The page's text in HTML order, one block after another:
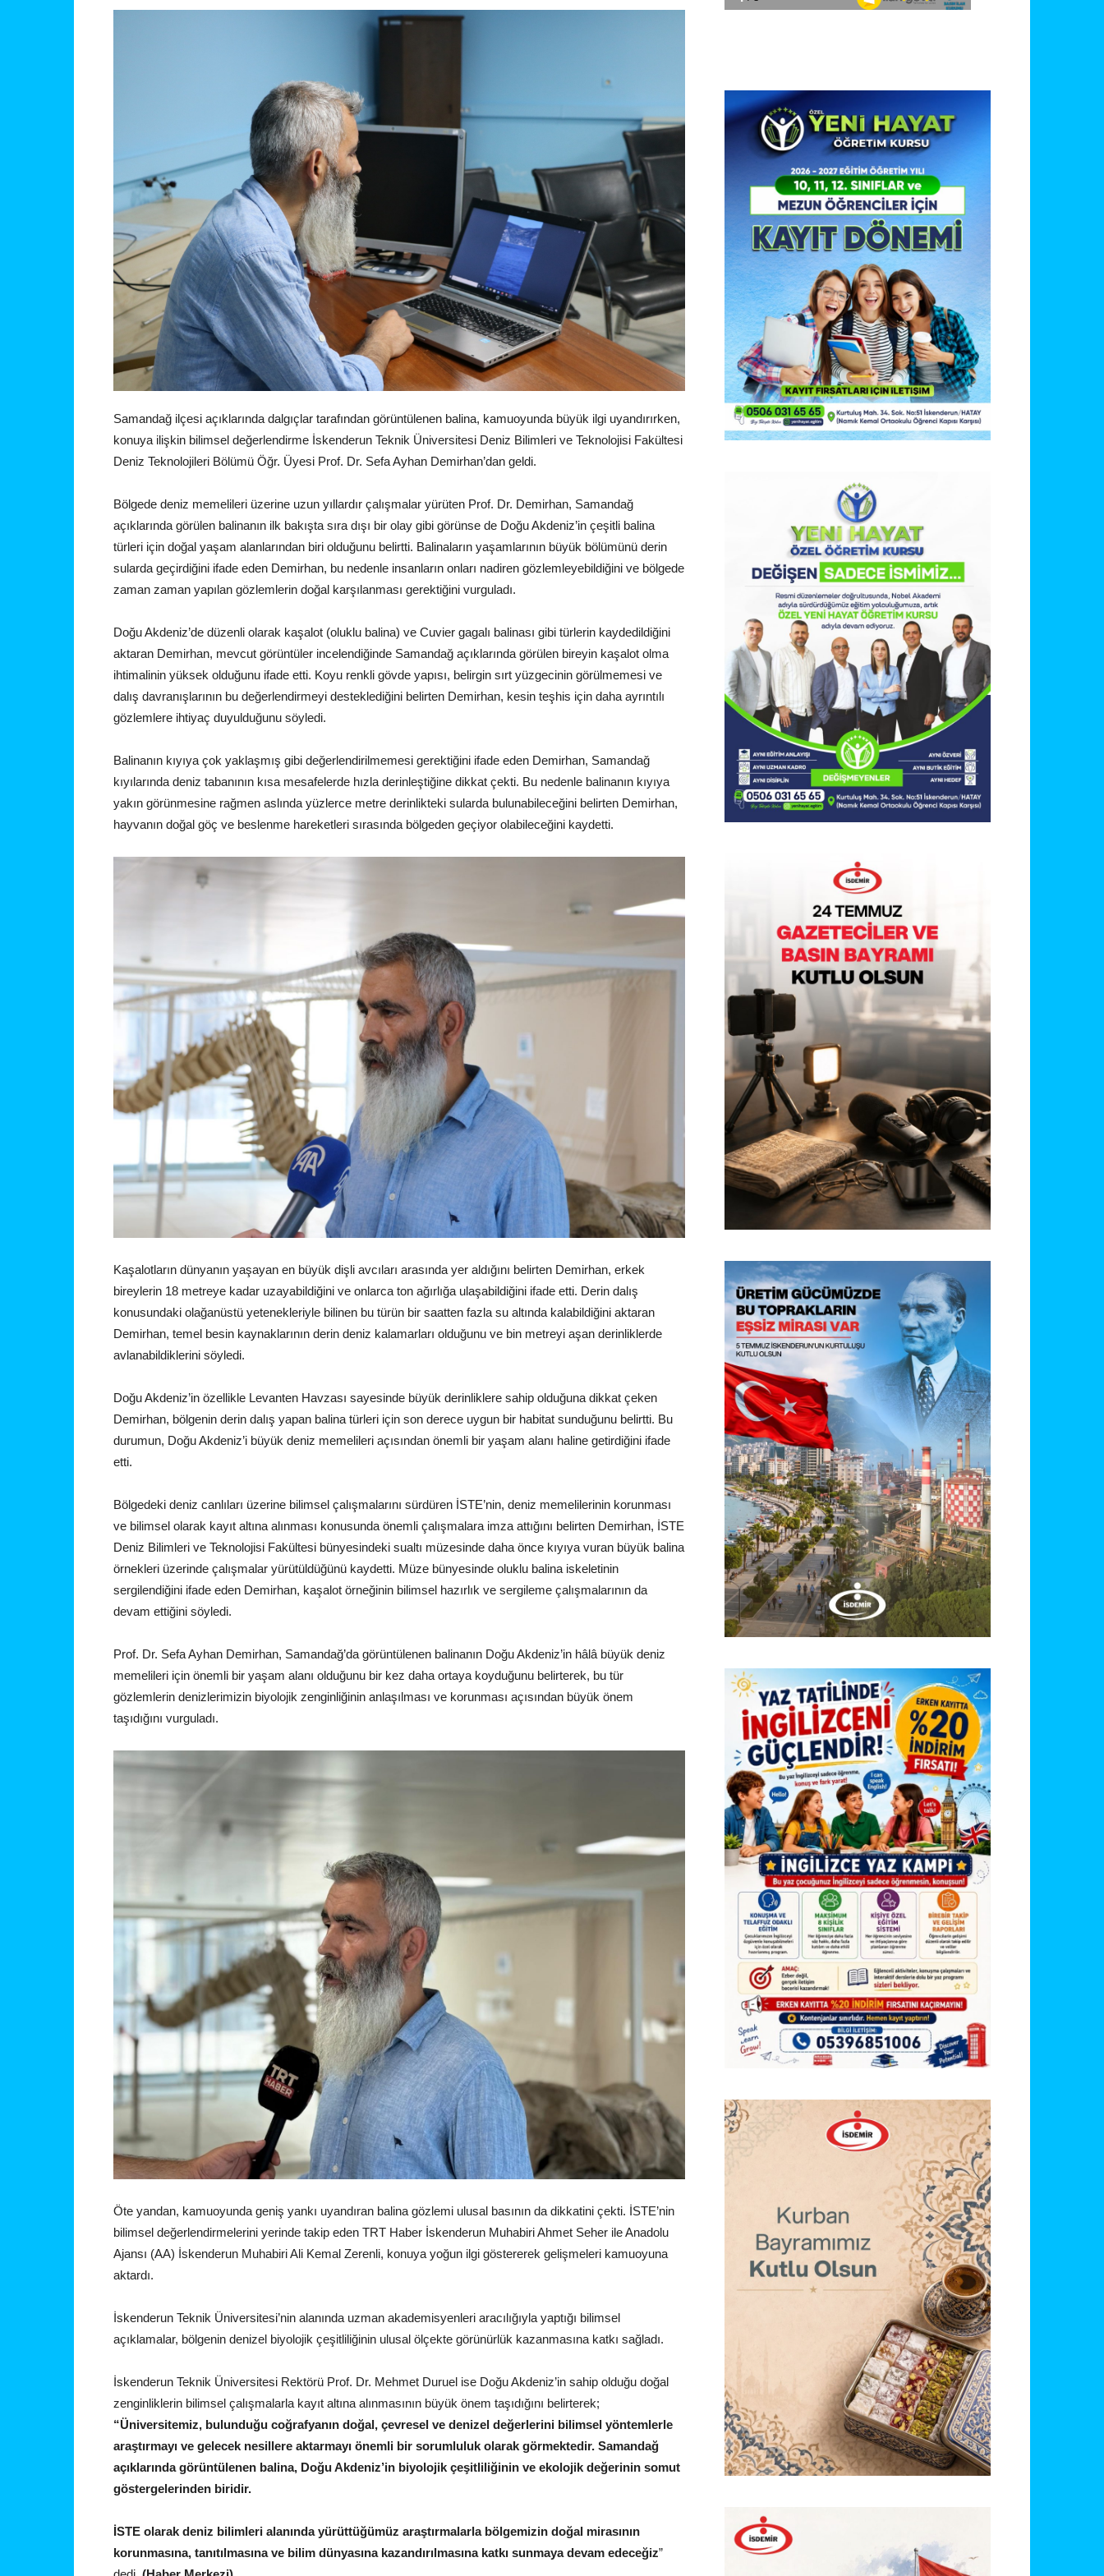
Samandağ ilçesi açıklarında dalgıçlar tarafından görüntülenen balina, kamuoyunda büyük ilgi uyandırırken,
konuya ilişkin bilimsel değerlendirme İskenderun Teknik Üniversitesi Deniz Bilimleri ve Teknolojisi Fakültesi
Deniz Teknolojileri Bölümü Öğr. Üyesi Prof. Dr. Sefa Ayhan Demirhan’dan geldi.
Bölgede deniz memelileri üzerine uzun yıllardır çalışmalar yürüten Prof. Dr. Demirhan, Samandağ
açıklarında görülen balinanın ilk bakışta sıra dışı bir olay gibi görünse de Doğu Akdeniz’in çeşitli balina
türleri için doğal yaşam alanlarından biri olduğunu belirtti. Balinaların yaşamlarının büyük bölümünü derin
sularda geçirdiğini ifade eden Demirhan, bu nedenle insanların onları nadiren gözlemleyebildiğini ve bölgede
zaman zaman yapılan gözlemlerin doğal karşılanması gerektiğini vurguladı.
Doğu Akdeniz’de düzenli olarak kaşalot (oluklu balina) ve Cuvier gagalı balinası gibi türlerin kaydedildiğini
aktaran Demirhan, mevcut görüntüler incelendiğinde Samandağ açıklarında görülen bireyin kaşalot olma
ihtimalinin yüksek olduğunu ifade etti. Koyu renkli gövde yapısı, belirgin sırt yüzgecinin görülmemesi ve
dalış davranışlarının bu değerlendirmeyi desteklediğini belirten Demirhan, kesin teşhis için daha ayrıntılı
gözlemlere ihtiyaç duyulduğunu söyledi.
Balinanın kıyıya çok yaklaşmış gibi değerlendirilmemesi gerektiğini ifade eden Demirhan, Samandağ
kıyılarında deniz tabanının kısa mesafelerde hızla derinleştiğine dikkat çekti. Bu nedenle balinanın kıyıya
yakın görünmesine rağmen aslında yüzlerce metre derinlikteki sularda bulunabileceğini belirten Demirhan,
hayvanın doğal göç ve beslenme hareketleri sırasında bölgeden geçiyor olabileceğini kaydetti.
Kaşalotların dünyanın yaşayan en büyük dişli avcıları arasında yer aldığını belirten Demirhan, erkek
bireylerin 18 metreye kadar uzayabildiğini ve onlarca ton ağırlığa ulaşabildiğini ifade etti. Derin dalış
konusundaki olağanüstü yetenekleriyle bilinen bu türün bir saatten fazla su altında kalabildiğini aktaran
Demirhan, temel besin kaynaklarının derin deniz kalamarları olduğunu ve bin metreyi aşan derinliklerde
avlanabildiklerini söyledi.
Doğu Akdeniz’in özellikle Levanten Havzası sayesinde büyük derinliklere sahip olduğuna dikkat çeken
Demirhan, bölgenin derin dalış yapan balina türleri için son derece uygun bir habitat sunduğunu belirtti. Bu
durumun, Doğu Akdeniz’i büyük deniz memelileri açısından önemli bir yaşam alanı haline getirdiğini ifade
etti.
Bölgedeki deniz canlıları üzerine bilimsel çalışmalarını sürdüren İSTE’nin, deniz memelilerinin korunması
ve bilimsel olarak kayıt altına alınması konusunda önemli çalışmalara imza attığını belirten Demirhan, İSTE
Deniz Bilimleri ve Teknolojisi Fakültesi bünyesindeki sualtı müzesinde daha önce kıyıya vuran büyük balina
örnekleri üzerinde çalışmalar yürütüldüğünü kaydetti. Müze bünyesinde oluklu balina iskeletinin
sergilendiğini ifade eden Demirhan, kaşalot örneğinin bilimsel hazırlık ve sergileme çalışmalarının da
devam ettiğini söyledi.
Prof. Dr. Sefa Ayhan Demirhan, Samandağ’da görüntülenen balinanın Doğu Akdeniz’in hâlâ büyük deniz
memelileri için önemli bir yaşam alanı olduğunu bir kez daha ortaya koyduğunu belirterek, bu tür
gözlemlerin denizlerimizin biyolojik zenginliğinin anlaşılması ve korunması açısından büyük önem
taşıdığını vurguladı.
Öte yandan, kamuoyunda geniş yankı uyandıran balina gözlemi ulusal basının da dikkatini çekti. İSTE’nin
bilimsel değerlendirmelerini yerinde takip eden TRT Haber İskenderun Muhabiri Ahmet Seher ile Anadolu
Ajansı (AA) İskenderun Muhabiri Ali Kemal Zerenli, konuya yoğun ilgi göstererek gelişmeleri kamuoyuna
aktardı.
İskenderun Teknik Üniversitesi’nin alanında uzman akademisyenleri aracılığıyla yaptığı bilimsel
açıklamalar, bölgenin denizel biyolojik çeşitliliğinin ulusal ölçekte görünürlük kazanmasına katkı sağladı.
İskenderun Teknik Üniversitesi Rektörü Prof. Dr. Mehmet Duruel ise Doğu Akdeniz’in sahip olduğu doğal
zenginliklerin bilimsel çalışmalarla kayıt altına alınmasının büyük önem taşıdığını belirterek;
“Üniversitemiz, bulunduğu coğrafyanın doğal, çevresel ve denizel değerlerini bilimsel yöntemlerle
araştırmayı ve gelecek nesillere aktarmayı önemli bir sorumluluk olarak görmektedir. Samandağ
açıklarında görüntülenen balina, Doğu Akdeniz’in biyolojik çeşitliliğinin ve ekolojik değerinin somut
göstergelerinden biridir.
İSTE olarak deniz bilimleri alanında yürüttüğümüz araştırmalarla bölgemizin doğal mirasının
korunmasına, tanıtılmasına ve bilim dünyasına kazandırılmasına katkı sunmaya devam edeceğiz”